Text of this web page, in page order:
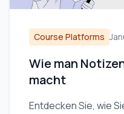
Course Platforms
Wie man
macht
Entdecken Sie, wie